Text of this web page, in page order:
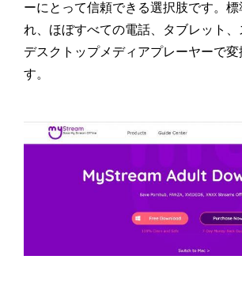
ーにとって信頼できる選択肢です。標
れ、ほぼすべての電話、タブレット
デスクトップメディアプレーヤーで変
す。